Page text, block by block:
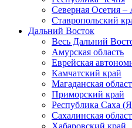
Северная Осетия –
Ставропольский
Дальний Восток
Весь Дальний
Амурская область
Еврейская
Камчатский край
Магаданская
Приморский край
Республика Саха
Сахалинская
Хабаровский край